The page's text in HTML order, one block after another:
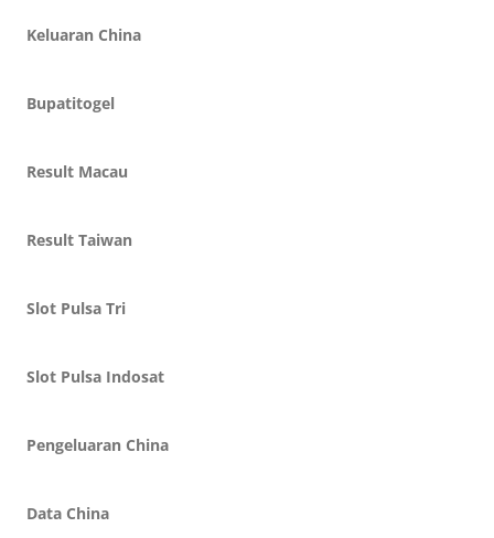
Keluaran China
Bupatitogel
Result Macau
Result Taiwan
Slot Pulsa Tri
Slot Pulsa Indosat
Pengeluaran China
Data China